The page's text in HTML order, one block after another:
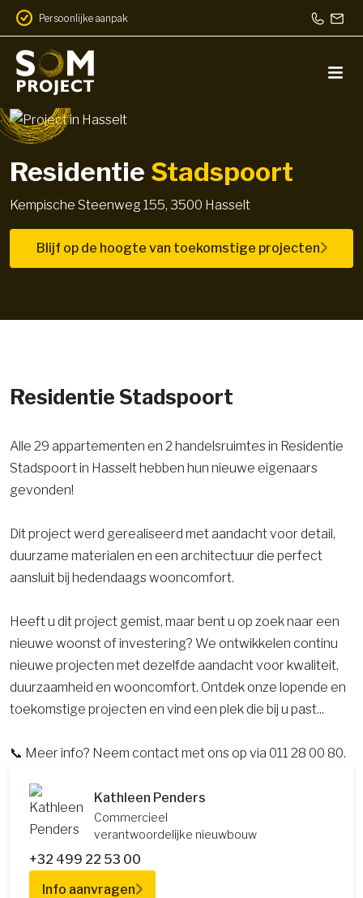
Persoonlijke aanpak
Residentie Stadspoort
Kempische Steenweg 155, 3500 Hasselt
Blijf op de hoogte van toekomstige projecten
Residentie Stadspoort
Alle 29 appartementen en 2 handelsruimtes in Residentie
Stadspoort in Hasselt hebben hun nieuwe eigenaars
gevonden!
Dit project werd gerealiseerd met aandacht voor detail,
duurzame materialen en een architectuur die perfect
aansluit bij hedendaags wooncomfort.
Heeft u dit project gemist, maar bent u op zoek naar een
nieuwe woonst of investering? We ontwikkelen continu
nieuwe projecten met dezelfde aandacht voor kwaliteit,
duurzaamheid en wooncomfort. Ontdek onze lopende en
toekomstige projecten en vind een plek die bij u past...
📞 Meer info? Neem contact met ons op via 011 28 00 80.
Kathleen Penders
Commercieel
verantwoordelijke nieuwbouw
+32 499 22 53 00
Info aanvragen